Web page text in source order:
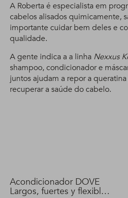
A Roberta é especialista em
cabelos alisados quimicamente,
importante cuidar bem deles e
qualidade.
A gente indica a a linha Nexxus
shampoo, condicionador e
juntos ajudam a repor a
recuperar a saúde do cabelo.
Acondicionador DOVE
Largos, fuertes y flexibles